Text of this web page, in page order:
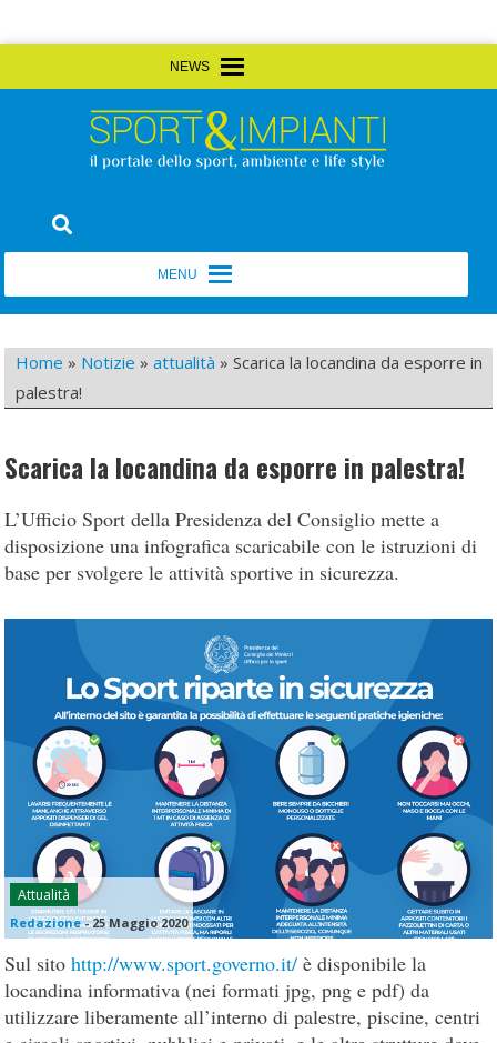
to
Sport&Impianti
Home » Notizie »attualità »Scarica la locandina da esporre in
palestra!
Scarica la locandina da esporre in palestra!
L’Ufficio Sport della Presidenza del Consiglio mette a
disposizione una infografica scaricabile con le istruzioni di
base per svolgere le attività sportive in sicurezza.
Attualità
Redazione-25 Maggio 2020
Sul sitohttp://www.sport.governo.it/ è disponibile la
locandina informativa (nei formati jpg, png e pdf) da
utilizzare liberamente all’interno di palestre, piscine, centri